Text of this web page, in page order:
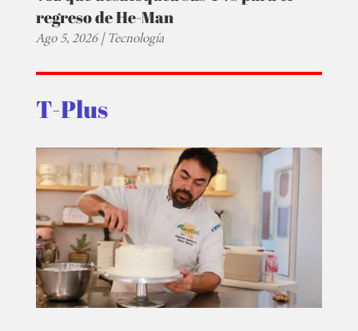
regreso de He-Man
Ago 5, 2026|Tecnología
T-Plus